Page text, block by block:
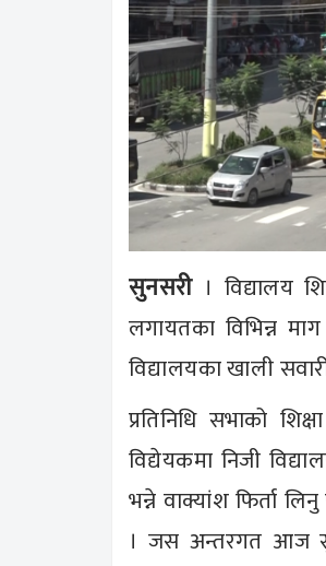
सुनसरी । विद्यालय
लगायतका विभिन्न
विद्यालयका खाली
प्रतिनिधि सभाको
विद्येयकमा निजी
भन्ने वाक्यांश फिर्ता
। जस अन्तरगत आज